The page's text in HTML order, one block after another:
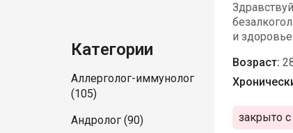
Категории
Аллерголог-иммунолог
(105)
Андролог (90)
и
Возраст:
закрыто